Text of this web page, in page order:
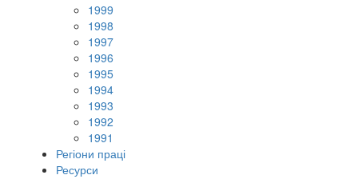
1999
1998
1997
1996
1995
1994
1993
1992
1991
Регіони праці
Ресурси